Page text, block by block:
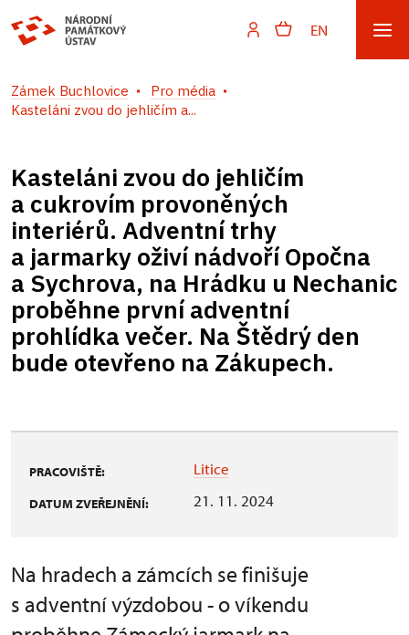
EN
Zámek Buchlovice
Pro média
Kasteláni zvou do jehličím a...
Kasteláni zvou do jehličím
a cukrovím provoněných
interiérů. Adventní trhy
a jarmarky oživí nádvoří Opočna
a Sychrova, na Hrádku u Nechanic
proběhne první adventní
prohlídka večer. Na Štědrý den
bude otevřeno na Zákupech.
PRACOVIŠTĚ: Litice
DATUM ZVEŘEJNĚNÍ: 21. 11. 2024
Na hradech a zámcích se finišuje
s adventní výzdobou - o víkendu